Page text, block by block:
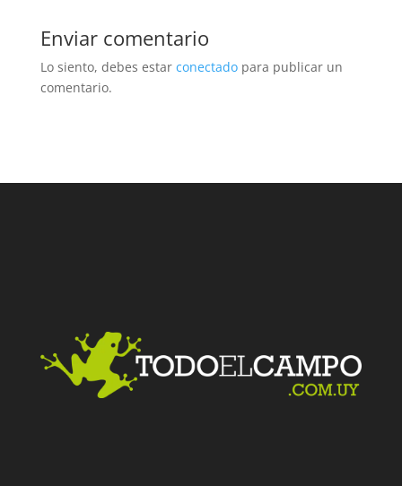
Enviar comentario
Lo siento, debes estar conectadopara publicar un
comentario.
Facebook